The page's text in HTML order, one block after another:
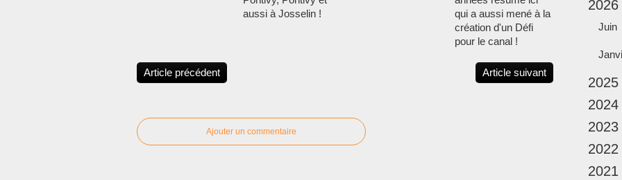
aussi à Josselin !
qui a aussi mené à la
création d'un Défi
pour le canal !
Article précédent Article suivant
Ajouter un commentaire
2026
Juin
2025
2024
2023
2022
2021